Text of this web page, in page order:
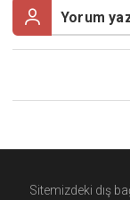
Sitemizdeki dış